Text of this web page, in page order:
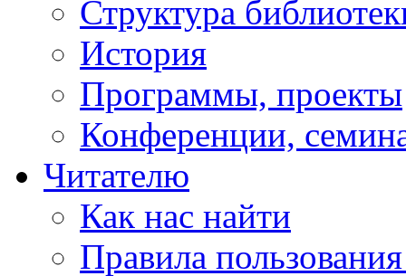
Структура
История
Программы, проекты
Конференции,
Читателю
Как нас найти
Правила